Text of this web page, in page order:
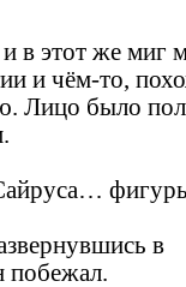
в этот же миг
и чём-то,
Лицо было
в
побежал.